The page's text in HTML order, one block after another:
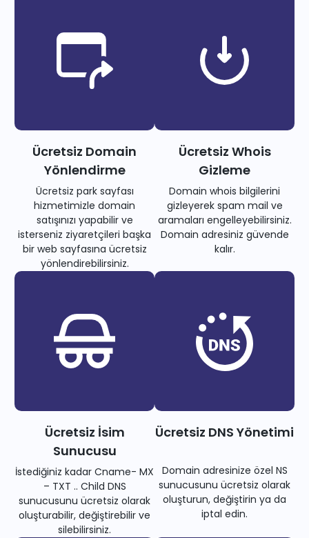
Ücretsiz Domain
Yönlendirme
Ücretsiz park sayfası
hizmetimizle domain
satışınızı yapabilir ve
isterseniz ziyaretçileri başka
bir web sayfasına ücretsiz
yönlendirebilirsiniz.
Ücretsiz Whois
Gizleme
Domain whois bilgilerini
gizleyerek spam mail ve
aramaları engelleyebilirsiniz.
Domain adresiniz güvende
kalır.
Ücretsiz İsim
Sunucusu
İstediğiniz kadar Cname- MX
– TXT .. Child DNS
sunucusunu ücretsiz olarak
oluşturabilir, değiştirebilir ve
silebilirsiniz.
Ücretsiz DNS Yönetimi
Domain adresinize özel NS
sunucusunu ücretsiz olarak
oluşturun, değiştirin ya da
iptal edin.